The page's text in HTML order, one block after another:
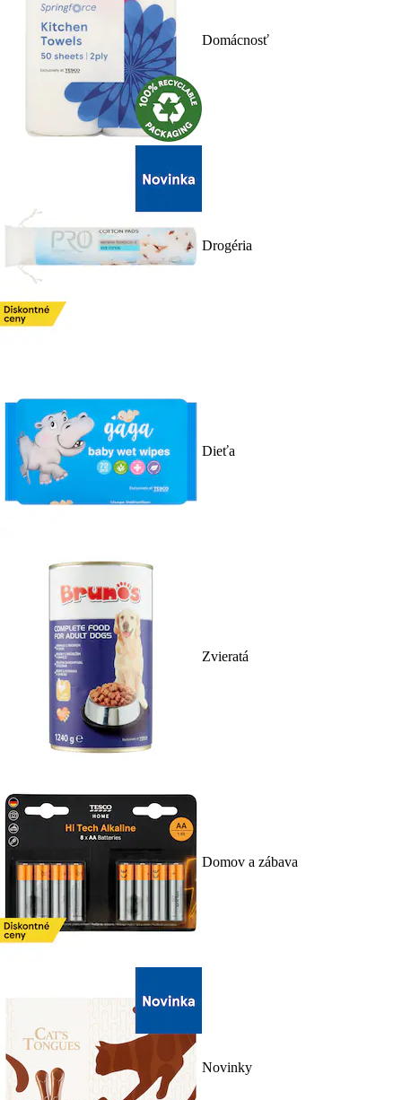
Domácnosť
Drogéria
Dieťa
Zvieratá
Domov a zábava
Novinky